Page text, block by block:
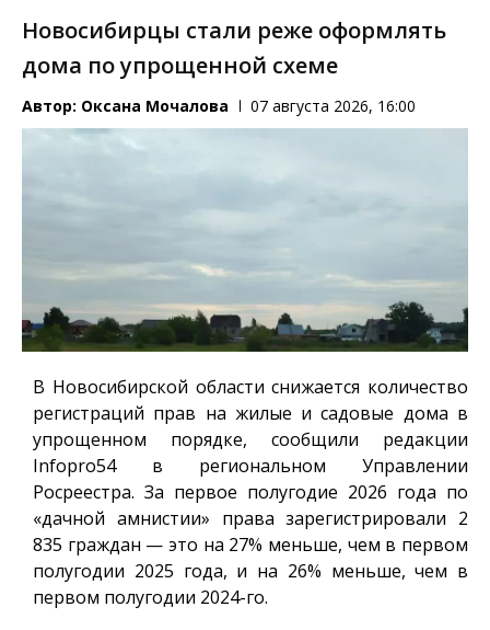
Новосибирцы стали реже оформлять
дома по упрощенной схеме
Автор: Оксана Мочалова 07 августа 2026, 16:00
В Новосибирской области снижается количество
регистраций прав на жилые и садовые дома в
упрощенном порядке, сообщили редакции
Infopro54в региональном Управлении
Росреестра. За первое полугодие 2026 года по
«дачной амнистии» права зарегистрировали 2
835 граждан — это на 27% меньше, чем в первом
полугодии 2025 года, и на 26% меньше, чем в
первом полугодии 2024-го.